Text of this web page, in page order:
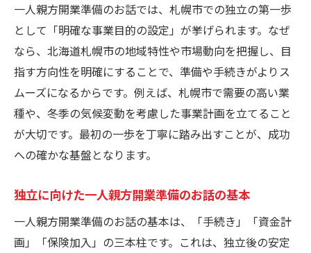
心構え
独立を目指すなら知りたい北海道の準備ポイン
ト
一人親方開業準備のお話に学ぶ北海道の独
立準備
寒冷地での一人親方開業準備のお話と工夫
点
実践法
一人親方開業準備のお話が教える準備段階
の要点
一人親方開業準備のお話では、札幌市での独立の第一歩
として「明確な事業目的の設定」が挙げられます。なぜ
なら、北海道札幌市の地域特性や市場動向を把握し、目
指す方向性を明確にすることで、準備や手続きがよりス
ムーズになるからです。例えば、札幌市で需要の高い業
種や、冬季の気候変動を考慮した事業計画を立てること
が大切です。最初の一歩を丁寧に踏み出すことが、成功
への確かな基盤となります。
独立に向けた一人親方開業準備のお話の基本
一人親方開業準備のお話の基本は、「手続き」「資金計
画」「保険加入」の三本柱です。これは、独立後の安定